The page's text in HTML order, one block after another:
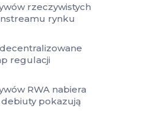
rzeczywistych
rynku
regulacji
RWA nabiera
pokazują